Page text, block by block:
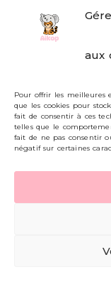
aux
Pour offrir les meilleures
que les cookies pour
fait de consentir à ces
telles que le
fait de ne pas consentir
négatif sur certaines
Livraisons et
Mon compte
Carte cadeau
Politique de
Mentions